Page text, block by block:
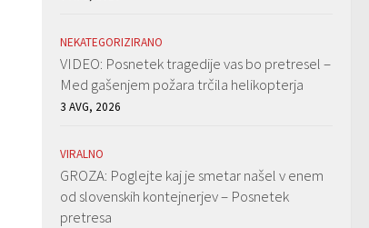
NEKATEGORIZIRANO
VIDEO: Posnetek tragedije vas bo pretresel –
Med gašenjem požara trčila helikopterja
3 AVG, 2026
VIRALNO
GROZA: Poglejte kaj je smetar našel v enem
od slovenskih kontejnerjev – Posnetek
pretresa